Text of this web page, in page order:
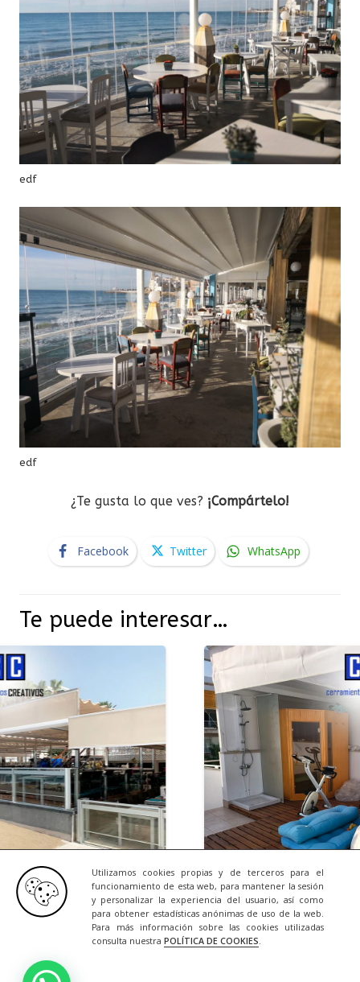
Utilizamos cookies propias y de terceros para el
funcionamiento de esta web, para mantener la sesión
y personalizar la experiencia del usuario, así como
para obtener estadísticas anónimas de uso de la web.
Para más información sobre las cookies utilizadas
consulta nuestra POLÍTICA DE COOKIES.
edf
edf
¿Te gusta lo que ves? ¡Compártelo!
Facebook Twitter WhatsApp
Te puede interesar…
NOTICIAS 23/07/
Una Terraza que se